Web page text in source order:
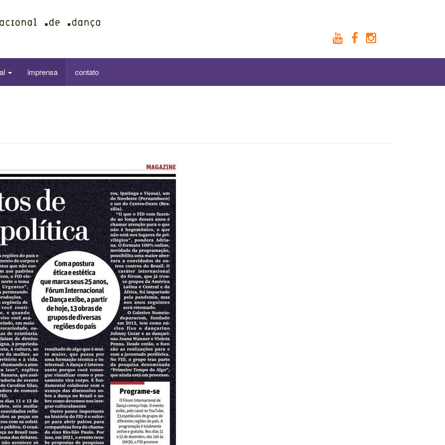
imprensa contato